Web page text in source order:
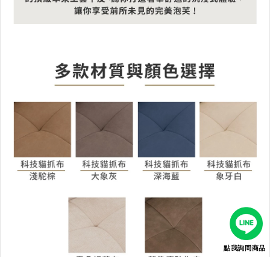
點我詢問商品